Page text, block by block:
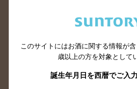
滋賀県のバー検索
和歌山
山口県のバー検索
鳥取
香川県のバー検索
愛媛
このサイトにはお酒に関する情報が含
歳以上の方を対象として
誕生年月日を西暦でご入力